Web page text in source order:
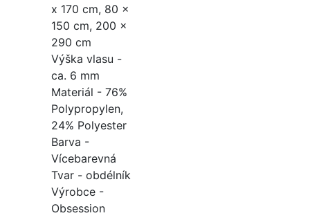
x 170 cm, 80 x
150 cm, 200 x
290 cm
Výška vlasu -
ca. 6 mm
Materiál - 76%
Polypropylen,
24% Polyester
Barva -
Vícebarevná
Tvar - obdélník
Výrobce -
Obsession